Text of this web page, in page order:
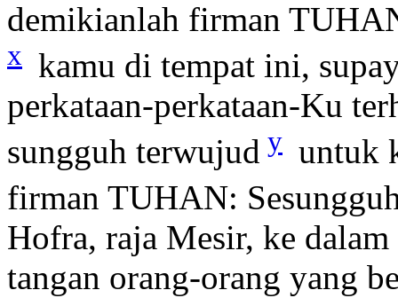
demikianlah firman
x kamu di tempat ini,
perkataan-perkataan-Ku
sungguh terwujud y untuk
firman TUHAN:
Hofra, raja Mesir, ke
tangan orang-orang yang